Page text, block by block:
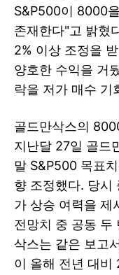
S&P500이 8000
존재한다"고 밝혔
2% 이상 조정을
양호한 수익을 거
락을 저가 매수 기
골드만삭스의
지난달 27일 골드
말 S&P500 목표
향 조정했다. 당시
가 상승 여력을 제
전망치 중 공동 두
삭스는 같은 보고
이 올해 전년 대